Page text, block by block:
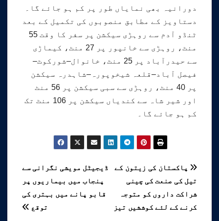
دورانیہ بھی نمایاں طور پر کم ہو جائے گا۔
دستاویز کے مطابق منصوبوں کی تکمیل کے بعد
ٹنڈو آدم سے روہڑی سیکشن پر سفر کا وقت 55
منٹ، روہڑی سے خانپور پر 27 منٹ، کیماڑی
سے حیدرآباد پر 25 منٹ، خانوال–شورکوٹ–
فیصل آباد–قلعہ شیخوپورہ–شاہدرہ سیکشن
پر 40 منٹ، روہڑی سے سبی سیکشن پر 56 منٹ
اور شیر شاہ سے کندیاں سیکشن پر 106 منٹ تک
کم ہو جائے گا۔
پوسٹوں
کی
نیویگیشن
ڈیجیٹل مویشی نگرانی سے
پنجاب میں بیماریوں پر
قابو پانے میں بہتری کی
توقع
پاکستان کی زیتون کے
تیل کی صنعت کی چینی
شراکت داروں کو متوجہ
کرنے کے لئے کوششیں تیز